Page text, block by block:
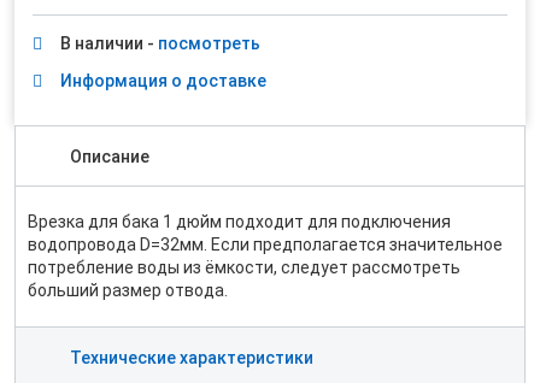
В наличии - посмотреть
Информация о доставке
Описание
Врезка для бака 1 дюйм подходит для подключения
водопровода D=32мм. Если предполагается значительное
потребление воды из ёмкости, следует рассмотреть
больший размер отвода.
Технические характеристики